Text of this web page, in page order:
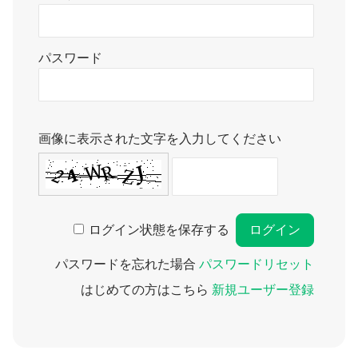
パスワード
画像に表示された文字を入力してください
ログイン状態を保存する
パスワードを忘れた場合 パスワードリセット
はじめての方はこちら 新規ユーザー登録